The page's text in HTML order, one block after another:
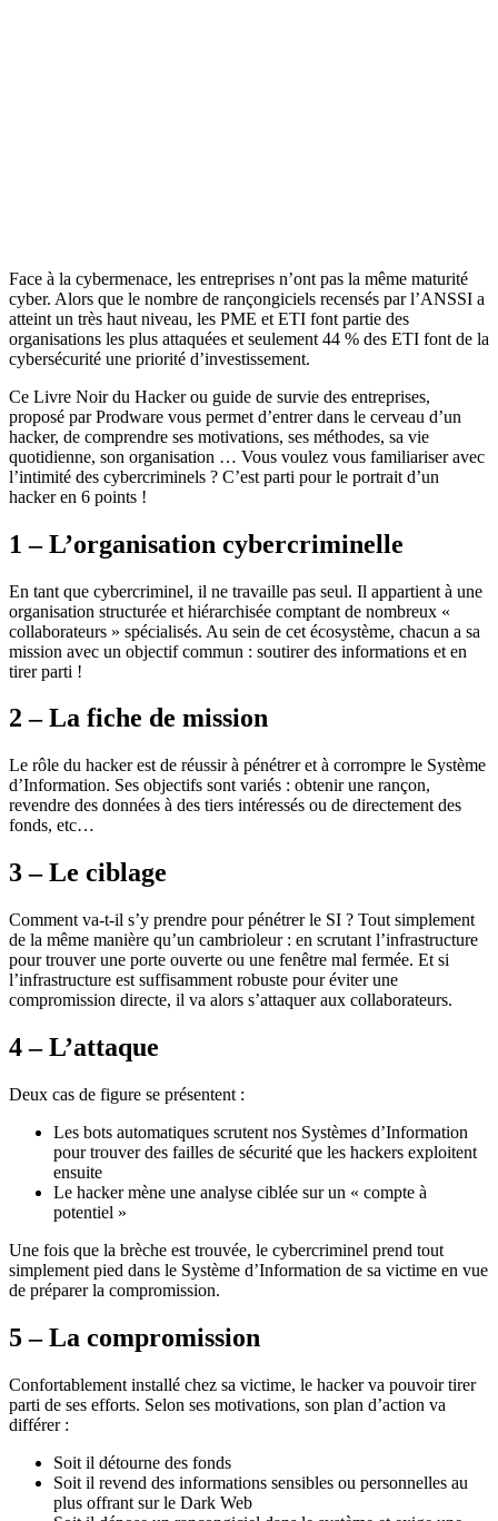
Face à la cybermenace, les entreprises n’ont pas la même maturité
cyber. Alors que le nombre de rançongiciels recensés par l’ANSSI a
atteint un très haut niveau, les PME et ETI font partie des
organisations les plus attaquées et seulement 44 % des ETI font de la
cybersécurité une priorité d’investissement.
Ce Livre Noir du Hacker ou guide de survie des entreprises,
proposé par Prodware vous permet d’entrer dans le cerveau d’un
hacker, de comprendre ses motivations, ses méthodes, sa vie
quotidienne, son organisation … Vous voulez vous familiariser avec
l’intimité des cybercriminels ? C’est parti pour le portrait d’un
hacker en 6 points !
1 – L’organisation cybercriminelle
En tant que cybercriminel, il ne travaille pas seul. Il appartient à une
organisation structurée et hiérarchisée comptant de nombreux «
collaborateurs » spécialisés. Au sein de cet écosystème, chacun a sa
mission avec un objectif commun : soutirer des informations et en
tirer parti !
2 – La fiche de mission
Le rôle du hacker est de réussir à pénétrer et à corrompre le Système
d’Information. Ses objectifs sont variés : obtenir une rançon,
revendre des données à des tiers intéressés ou de directement des
fonds, etc…
3 – Le ciblage
Comment va-t-il s’y prendre pour pénétrer le SI ? Tout simplement
de la même manière qu’un cambrioleur : en scrutant l’infrastructure
pour trouver une porte ouverte ou une fenêtre mal fermée. Et si
l’infrastructure est suffisamment robuste pour éviter une
compromission directe, il va alors s’attaquer aux collaborateurs.
4 – L’attaque
Deux cas de figure se présentent :
Les bots automatiques scrutent nos Systèmes d’Information
pour trouver des failles de sécurité que les hackers exploitent
ensuite
Le hacker mène une analyse ciblée sur un « compte à
potentiel »
Une fois que la brèche est trouvée, le cybercriminel prend tout
simplement pied dans le Système d’Information de sa victime en vue
de préparer la compromission.
5 – La compromission
Confortablement installé chez sa victime, le hacker va pouvoir tirer
parti de ses efforts. Selon ses motivations, son plan d’action va
différer :
Soit il détourne des fonds
Soit il revend des informations sensibles ou personnelles au
plus offrant sur le Dark Web